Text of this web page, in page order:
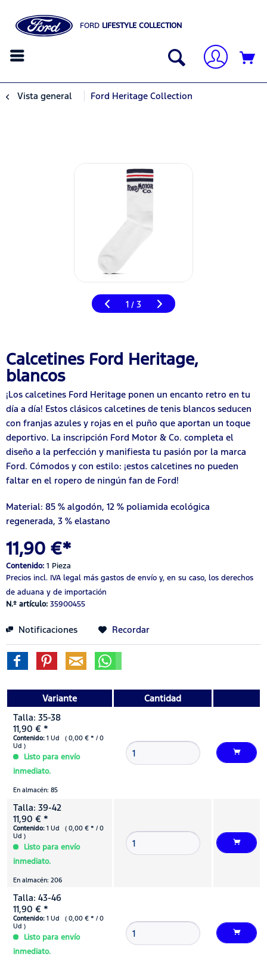
FORD LIFESTYLE COLLECTION
Vista general Ford Heritage Collection
1 / 3
Calcetines Ford Heritage,
blancos
¡Los calcetines Ford Heritage ponen un encanto retro en tu
día a día! Estos clásicos calcetines de tenis blancos seducen
con franjas azules y rojas en el puño que aportan un toque
deportivo. La inscripción Ford Motor & Co. completa el
diseño a la perfección y manifiesta tu pasión por la marca
Ford. Cómodos y con estilo: ¡estos calcetines no pueden
faltar en el ropero de ningún fan de Ford!
Material: 85 % algodón, 12 % poliamida ecológica
regenerada, 3 % elastano
11,90 €*
Contenido: 1 Pieza
Precios incl. IVA legal más gastos de envío y, en su caso, los derechos
de aduana y de importación
N.º artículo: 35900455
Notificaciones Recordar
Variante
Cantidad
Talla: 35-38
11,90 € *
Contenido: 1 Ud ( 0,00 € * / 0
Ud )
Listo para envío
inmediato.
En almacén: 85
Talla: 39-42
11,90 € *
Contenido: 1 Ud ( 0,00 € * / 0
Ud )
Listo para envío
inmediato.
En almacén: 206
Talla: 43-46
11,90 € *
Contenido: 1 Ud ( 0,00 € * / 0
Ud )
Listo para envío
inmediato.